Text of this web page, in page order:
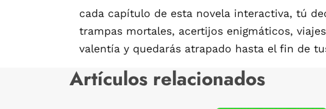
cada capítulo de esta novela interactiva, tú
trampas mortales, acertijos enigmáticos,
valentía y quedarás atrapado hasta el fin de
Artículos relacionados